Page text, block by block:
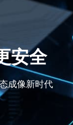
安全
成像新时代